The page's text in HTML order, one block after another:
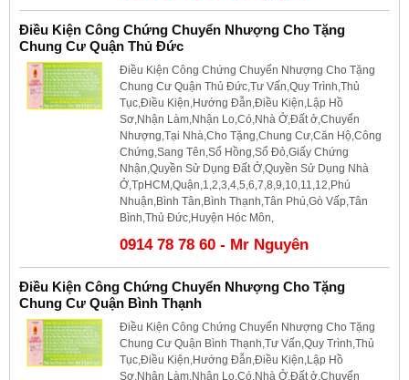
Điều Kiện Công Chứng Chuyển Nhượng Cho Tặng
Chung Cư Quận Thủ Đức
Điều Kiện Công Chứng Chuyển Nhượng Cho Tặng
Chung Cư Quận Thủ Đức,Tư Vấn,Quy Trình,Thủ
Tục,Điều Kiện,Hướng Đẫn,Điều Kiện,Lập Hồ
Sơ,Nhận Làm,Nhận Lo,Có,Nhà Ở,Đất ở,Chuyển
Nhượng,Tại Nhà,Cho Tặng,Chung Cư,Căn Hộ,Công
Chứng,Sang Tên,Sổ Hồng,Sổ Đỏ,Giấy Chứng
Nhận,Quyền Sử Dụng Đất Ở,Quyền Sử Dụng Nhà
Ở,TpHCM,Quận,1,2,3,4,5,6,7,8,9,10,11,12,Phú
Nhuận,Bình Tân,Bình Thạnh,Tân Phú,Gò Vấp,Tân
Bình,Thủ Đức,Huyện Hóc Môn,
0914 78 78 60 - Mr Nguyên
Điều Kiện Công Chứng Chuyển Nhượng Cho Tặng
Chung Cư Quận Bình Thạnh
Điều Kiện Công Chứng Chuyển Nhượng Cho Tặng
Chung Cư Quận Bình Thạnh,Tư Vấn,Quy Trình,Thủ
Tục,Điều Kiện,Hướng Đẫn,Điều Kiện,Lập Hồ
Sơ,Nhận Làm,Nhận Lo,Có,Nhà Ở,Đất ở,Chuyển